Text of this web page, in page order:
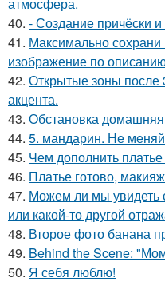
40. - Создание причёски
41. Максимально
изображение по
42. Открытые зоны после
акцента.
43. Обстановка
44. 5. мандарин. Не
45. Чем дополнить
46. Платье готово,
47. Можем ли мы увидеть
или какой-то другой
48. Второе фото банана
49. Behind the Scene:
50. Я себя люблю!